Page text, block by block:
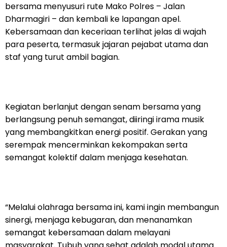
bersama menyusuri rute Mako Polres – Jalan
Dharmagiri – dan kembali ke lapangan apel.
Kebersamaan dan keceriaan terlihat jelas di wajah
para peserta, termasuk jajaran pejabat utama dan
staf yang turut ambil bagian.
Kegiatan berlanjut dengan senam bersama yang
berlangsung penuh semangat, diiringi irama musik
yang membangkitkan energi positif. Gerakan yang
serempak mencerminkan kekompakan serta
semangat kolektif dalam menjaga kesehatan.
“Melalui olahraga bersama ini, kami ingin membangun
sinergi, menjaga kebugaran, dan menanamkan
semangat kebersamaan dalam melayani